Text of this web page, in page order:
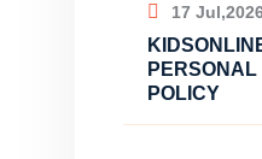
17
POLICY